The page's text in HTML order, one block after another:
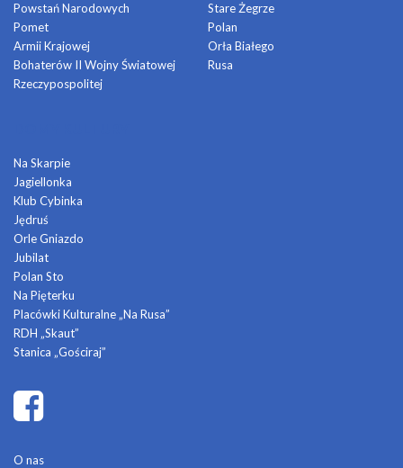
Powstań Narodowych
Pomet
Armii Krajowej
Bohaterów II Wojny Światowej
Rzeczypospolitej
Stare Żegrze
Polan
Orła Białego
Rusa
Na Skarpie
Jagiellonka
Klub Cybinka
Jędruś
Orle Gniazdo
Jubilat
Polan Sto
Na Pięterku
Placówki Kulturalne „Na Rusa”
RDH „Skaut”
Stanica „Gościraj”
O nas